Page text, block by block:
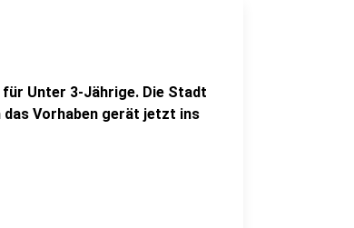
Unter 3-Jährige. Die Stadt
das Vorhaben gerät jetzt ins